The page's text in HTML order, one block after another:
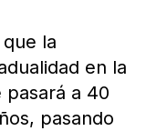
la
en la
pasará a 40
pasando